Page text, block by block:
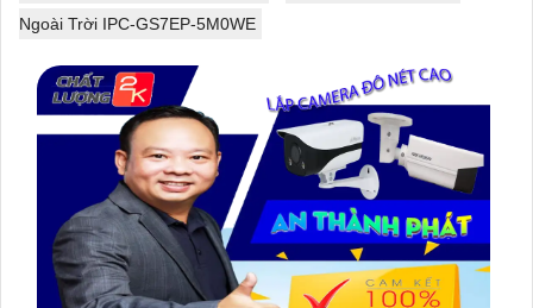
Ngoài Trời IPC-GS7EP-5M0WE